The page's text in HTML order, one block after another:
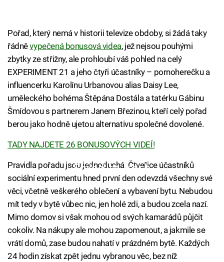
Pořad, který nemá v historii televize obdoby, si žádá taky
řádněvypečená bonusová videa, jež nejsou pouhými
zbytky ze střižny, ale prohloubí váš pohled na celý
EXPERIMENT 21 a jeho čtyři účastníky – pornoherečku a
influencerku Karolínu Urbanovou alias Daisy Lee,
uměleckého bohéma Štěpána Dostála a tatérku Gábinu
Šmídovou s partnerem Janem Březinou, kteří celý pořad
berou jako hodně ujetou alternativu společné dovolené.
TADY NAJDETE 26 BONUSOVÝCH VIDEÍ!
Failed to fetch
Pravidla pořadu jsou jednoduchá. Čtveřice účastníků
sociální experimentu hned první den odevzdá všechny své
věci, včetně veškerého oblečení a vybavení bytu. Nebudou
mít tedy v bytě vůbec nic, jen holé zdi, a budou zcela nazí.
Mimo domov si však mohou od svých kamarádů půjčit
cokoliv. Na nákupy ale mohou zapomenout, a jakmile se
vrátí domů, zase budou nahatí v prázdném bytě. Každých
24 hodin získat zpět jednu vybranou věc, bez níž